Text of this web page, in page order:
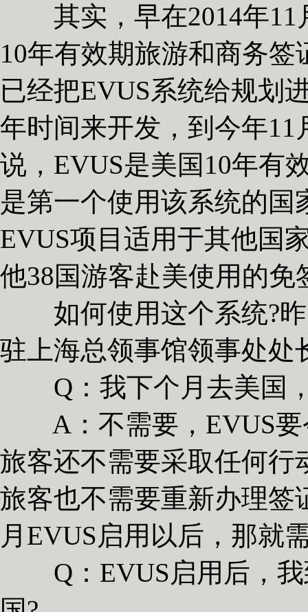
其实，早在2014年11
10年有效期旅游和商务
已经把EVUS系统给规划
年时间来开发，到今年
说，EVUS是美国10年有
是第一个使用该系统的
EVUS项目适用于其他国
他38国游客赴美使用的免
如何使用这个系统?昨
驻上海总领事馆领事处处
Q：我下个月去美国，
A：不需要，EVUS要
旅客还不需要采取任何行
旅客也不需要重新办理签
月EVUS启用以后，那就
Q：EVUS启用后，我